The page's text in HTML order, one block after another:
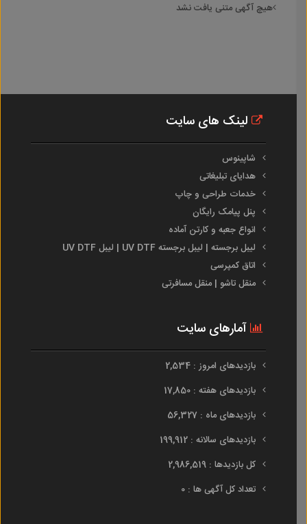
هیچ آگهی متنی یافت نشد
لینک های سایت
شاپینوس
هدایای تبلیغاتی
خدمات طراحی و چاپ
پنل پیامک رایگان
انواع جعبه و کارتن آماده
لیبل برجسته | لیبل برجسته UV DTF | لیبل UV DTF
اتاق کمپرسی
منقل تاشو | منقل مسافرتی
آمارهای سایت
بازدیدهای امروز : 2,534
بازدیدهای هفته : 17,850
بازدیدهای ماه : 56,327
بازدیدهای سالانه : 199,912
کل بازدیدها : 2,986,519
تعداد کل آگهی ها : 0